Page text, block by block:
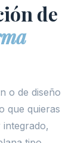
de
o de diseño
que quieras